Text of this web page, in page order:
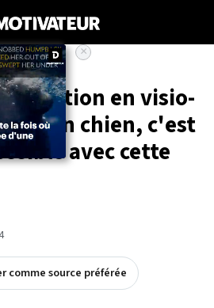
en visio-
son chien, c'est
avec cette
comme source préférée
×